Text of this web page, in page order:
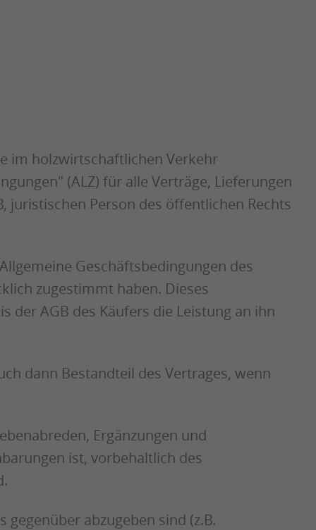
im holzwirtschaftlichen Verkehr
(ALZ) für alle Verträge, Lieferungen
juristischen Person des öffentlichen Rechts
Geschäftsbedingungen des
zugestimmt haben. Dieses
der AGB des Käufers die Leistung an ihn
dann Bestandteil des Vertrages, wenn
Ergänzungen und
ist, vorbehaltlich des
abzugeben sind (z.B.